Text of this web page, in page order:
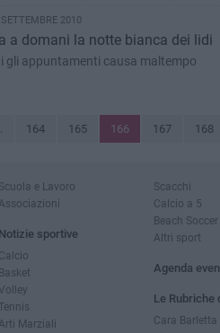
2010
a domani la notte bianca dei lidi
gli appuntamenti causa maltempo
164 165 166 167 168
Scuola e Lavoro
Associazioni
Notizie sportive
Calcio
Basket
Volley
Tennis
Arti Marziali
Scacchi
Calcio a 5
Beach Soccer
Altri sport
Agenda
Le Rubriche
Cara